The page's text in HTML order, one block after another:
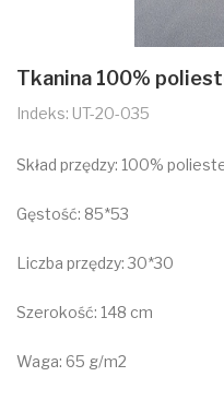
Tkanina 100%
Indeks: UT-20-035
Skład przędzy: 100%
Gęstość: 85*53
Liczba przędzy: 30*30
Szerokość: 148 cm
Waga: 65 g/m2